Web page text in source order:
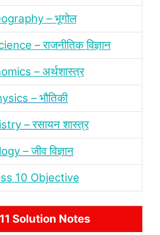
– भूगोल
– राजनीतिक विज्ञान
– अर्थशास्‍त्र
– भौतिकी
– रसायन शास्‍त्र
– जीव विज्ञान
10 Objective
Solution Notes